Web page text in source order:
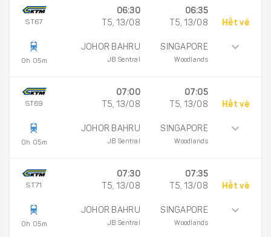
ST67
0h 05m
06:30
T5, 13/08
JOHOR BAHRU
JB Sentral
06:35
T5, 13/08
SINGAPORE
Woodlands
Hết vé
ST69
0h 05m
07:00
T5, 13/08
JOHOR BAHRU
JB Sentral
07:05
T5, 13/08
SINGAPORE
Woodlands
Hết vé
ST71
0h 05m
07:30
T5, 13/08
JOHOR BAHRU
JB Sentral
07:35
T5, 13/08
SINGAPORE
Woodlands
Hết vé